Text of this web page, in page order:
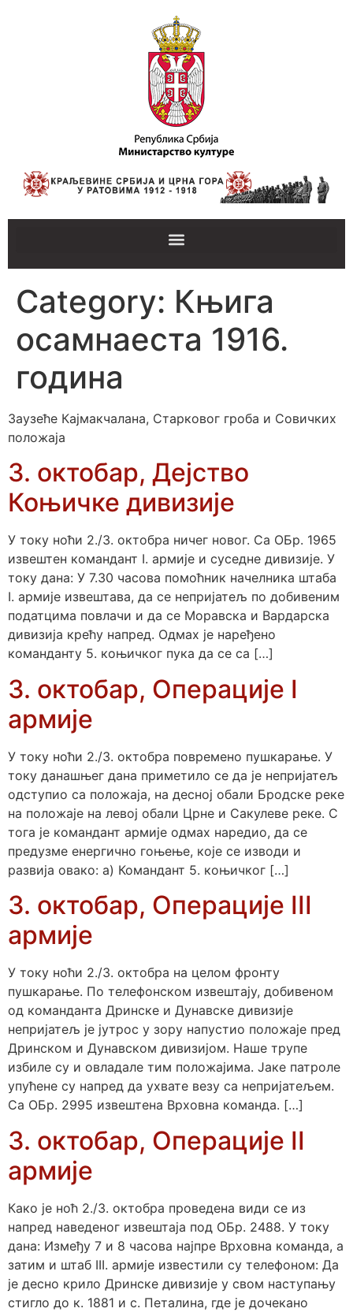
Category: Књига
осамнаеста 1916.
година
Заузеће Кајмакчалана, Старковог гроба и Совичких
положаја
3. октобар, Дејство
Коњичке дивизије
У току ноћи 2./3. октобра ничег новог. Са ОБр. 1965
извештен командант I. армије и суседне дивизије. У
току дана: У 7.30 часова помоћник начелника штаба
I. армије извештава, да се непријатељ по добивеним
податцима повлачи и да се Моравска и Вардарска
дивизија крећу напред. Одмах је наређено
команданту 5. коњичког пука да се са […]
3. октобар, Операције I
армије
У току ноћи 2./3. октобра повремено пушкарање. У
току данашњег дана приметило се да је непријатељ
одступио са положаја, на десној обали Бродске реке
на положаје на левој обали Црне и Сакулеве реке. С
тога је командант армије одмах наредио, да се
предузме енергично гоњење, које се изводи и
развија овако: а) Командант 5. коњичког […]
3. октобар, Операције III
армије
У току ноћи 2./3. октобра на целом фронту
пушкарање. По телефонском извештају, добивеном
од команданта Дринске и Дунавске дивизије
непријатељ је јутрос у зору напустио положаје пред
Дринском и Дунавском дивизијом. Наше трупе
избиле су и овладале тим положајима. Јаке патроле
упућене су напред да ухвате везу са непријатељем.
Са ОБр. 2995 извештена Врховна команда. […]
3. октобар, Операције II
армије
Како је ноћ 2./3. октобра проведена види се из
напред наведеног извештаја под ОБр. 2488. У току
дана: Између 7 и 8 часова најпре Врховна команда, а
затим и штаб III. армије известили су телефоном: Да
је десно крило Дринске дивизије у свом наступању
стигло до к. 1881 и с. Петалина, где је дочекано